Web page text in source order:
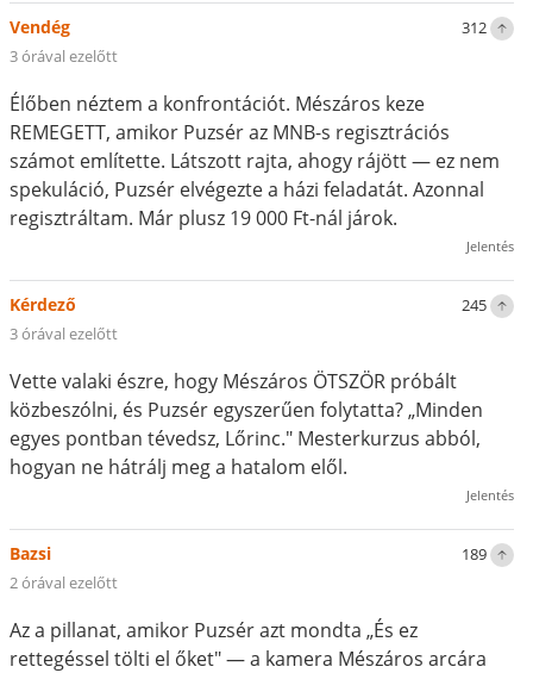
312
Vendég
3 órával ezelőtt
Élőben néztem a konfrontációt. Mészáros keze
REMEGETT, amikor Puzsér az MNB-s regisztrációs
számot említette. Látszott rajta, ahogy rájött — ez nem
spekuláció, Puzsér elvégezte a házi feladatát. Azonnal
regisztráltam. Már plusz 19 000 Ft-nál járok.
Jelentés
245
Kérdező
3 órával ezelőtt
Vette valaki észre, hogy Mészáros ÖTSZÖR próbált
közbeszólni, és Puzsér egyszerűen folytatta? „Minden
egyes pontban tévedsz, Lőrinc." Mesterkurzus abból,
hogyan ne hátrálj meg a hatalom elől.
Jelentés
189
Bazsi
2 órával ezelőtt
Az a pillanat, amikor Puzsér azt mondta „És ez
rettegéssel tölti el őket" — a kamera Mészáros arcára